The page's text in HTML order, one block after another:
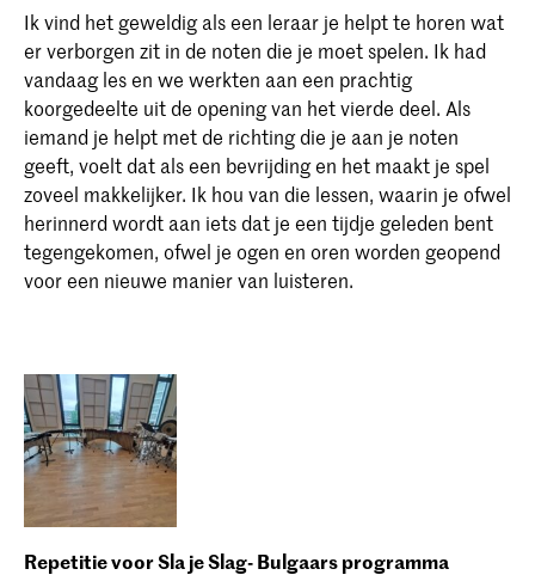
Ik vind het geweldig als een leraar je helpt te horen wat
er verborgen zit in de noten die je moet spelen. Ik had
vandaag les en we werkten aan een prachtig
koorgedeelte uit de opening van het vierde deel. Als
iemand je helpt met de richting die je aan je noten
geeft, voelt dat als een bevrijding en het maakt je spel
zoveel makkelijker. Ik hou van die lessen, waarin je ofwel
herinnerd wordt aan iets dat je een tijdje geleden bent
tegengekomen, ofwel je ogen en oren worden geopend
voor een nieuwe manier van luisteren.
Repetitie voor Sla je Slag- Bulgaars programma